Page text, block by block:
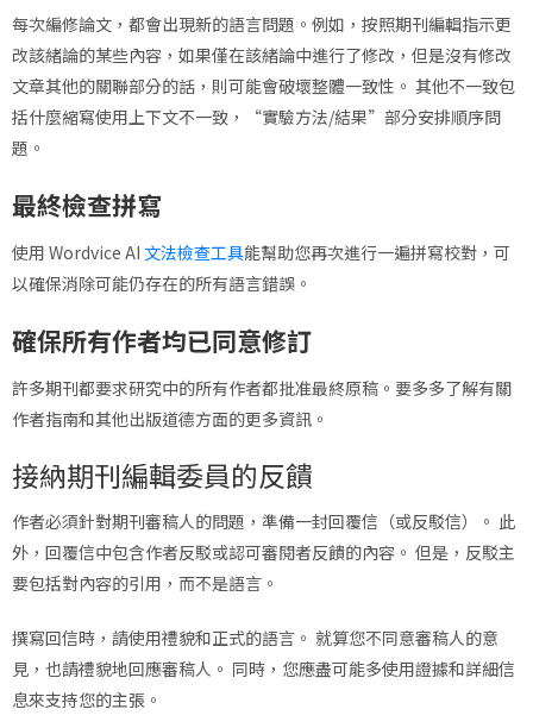
每次編修論文，都會出現新的語言問題。例如，按照期刊編輯指示更
改該緒論的某些內容，如果僅在該緒論中進行了修改，但是沒有修改
文章其他的關聯部分的話，則可能會破壞整體一致性。 其他不一致包
括什麼縮寫使用上下文不一致，“實驗方法/結果”部分安排順序問
題。
最終檢查拼寫
使用 Wordvice AI 文法檢查工具能幫助您再次進行一遍拼寫校對，可
以確保消除可能仍存在的所有語言錯誤。
確保所有作者均已同意修訂
許多期刊都要求研究中的所有作者都批准最終原稿。要多多了解有關
作者指南和其他出版道德方面的更多資訊。
接納期刊編輯委員的反饋
作者必須針對期刊審稿人的問題，準備一封回覆信（或反駁信）。 此
外，回覆信中包含作者反駁或認可審閱者反饋的內容。 但是，反駁主
要包括對內容的引用，而不是語言。
撰寫回信時，請使用禮貌和正式的語言。 就算您不同意審稿人的意
見，也請禮貌地回應審稿人。 同時，您應盡可能多使用證據和詳細信
息來支持您的主張。